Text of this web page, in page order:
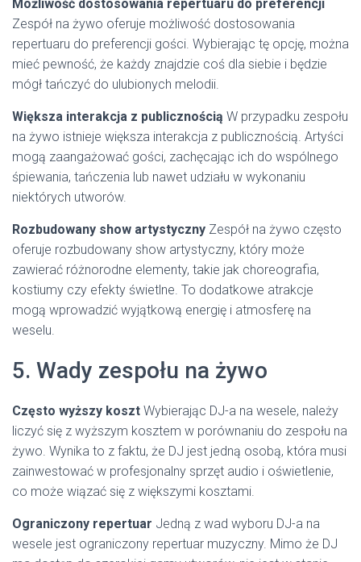
Możliwość dostosowania repertuaru do preferencji
Zespół na żywo oferuje możliwość dostosowania
repertuaru do preferencji gości. Wybierając tę opcję, można
mieć pewność, że każdy znajdzie coś dla siebie i będzie
mógł tańczyć do ulubionych melodii.
Większa interakcja z publicznością W przypadku zespołu
na żywo istnieje większa interakcja z publicznością. Artyści
mogą zaangażować gości, zachęcając ich do wspólnego
śpiewania, tańczenia lub nawet udziału w wykonaniu
niektórych utworów.
Rozbudowany show artystyczny Zespół na żywo często
oferuje rozbudowany show artystyczny, który może
zawierać różnorodne elementy, takie jak choreografia,
kostiumy czy efekty świetlne. To dodatkowe atrakcje
mogą wprowadzić wyjątkową energię i atmosferę na
weselu.
5. Wady zespołu na żywo
Często wyższy koszt Wybierając DJ-a na wesele, należy
liczyć się z wyższym kosztem w porównaniu do zespołu na
żywo. Wynika to z faktu, że DJ jest jedną osobą, która musi
zainwestować w profesjonalny sprzęt audio i oświetlenie,
co może wiązać się z większymi kosztami.
Ograniczony repertuar Jedną z wad wyboru DJ-a na
wesele jest ograniczony repertuar muzyczny. Mimo że DJ